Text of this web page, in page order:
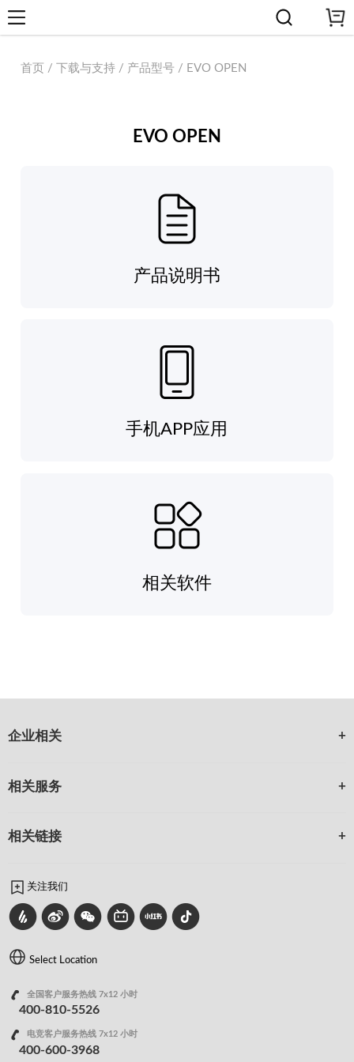
首页 / 下载与支持 / 产品型号 / EVO OPEN
EVO OPEN
产品说明书
手机APP应用
相关软件
企业相关
相关服务
相关链接
关注我们
Select Location
全国客户服务热线 7x12 小时
400-810-5526
电竞客户服务热线 7x12 小时
400-600-3968